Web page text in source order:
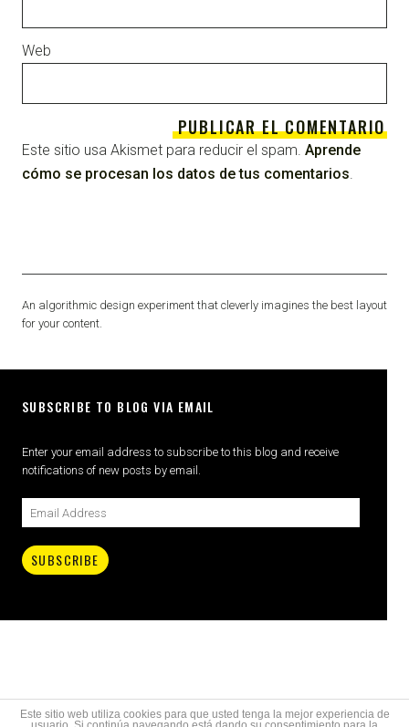
Web
Este sitio usa Akismet para reducir el spam. Aprende
cómo se procesan los datos de tus comentarios.
An algorithmic design experiment that cleverly imagines the best layout
for your content.
SUBSCRIBE TO BLOG VIA EMAIL
Enter your email address to subscribe to this blog and receive
notifications of new posts by email.
SUBSCRIBE
Este sitio web utiliza cookies para que usted tenga la mejor experiencia de